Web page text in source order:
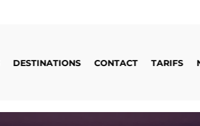
DESTINATIONS CONTACT TARIFS